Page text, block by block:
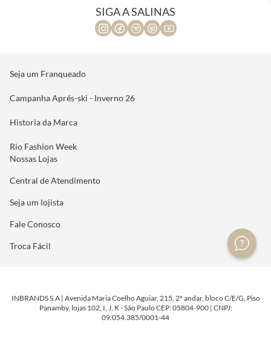
SIGA A SALINAS
Seja um Franqueado
Campanha Aprés-ski - Inverno 26
Historia da Marca
Rio Fashion Week
Nossas Lojas
Central de Atendimento
Seja um lojista
Fale Conosco
Troca Fácil
INBRANDS S.A | Avenida Maria Coelho Aguiar, 215, 2º andar, bloco C/E/G, Piso
Panamby, lojas 102, I, J, K - São Paulo CEP: 05804-900 | CNPJ:
09.054.385/0001-44